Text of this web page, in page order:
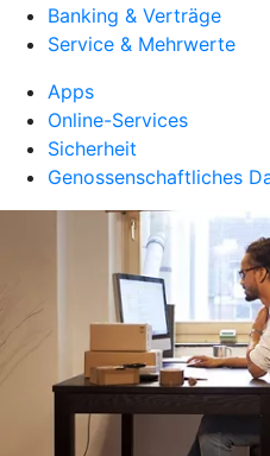
Banking & Verträge
Service & Mehrwerte
Apps
Online-Services
Sicherheit
Genossenschaftliches